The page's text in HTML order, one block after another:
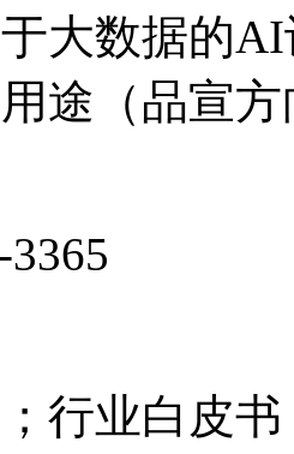
大数据的
途（品宣
3365
行业白皮